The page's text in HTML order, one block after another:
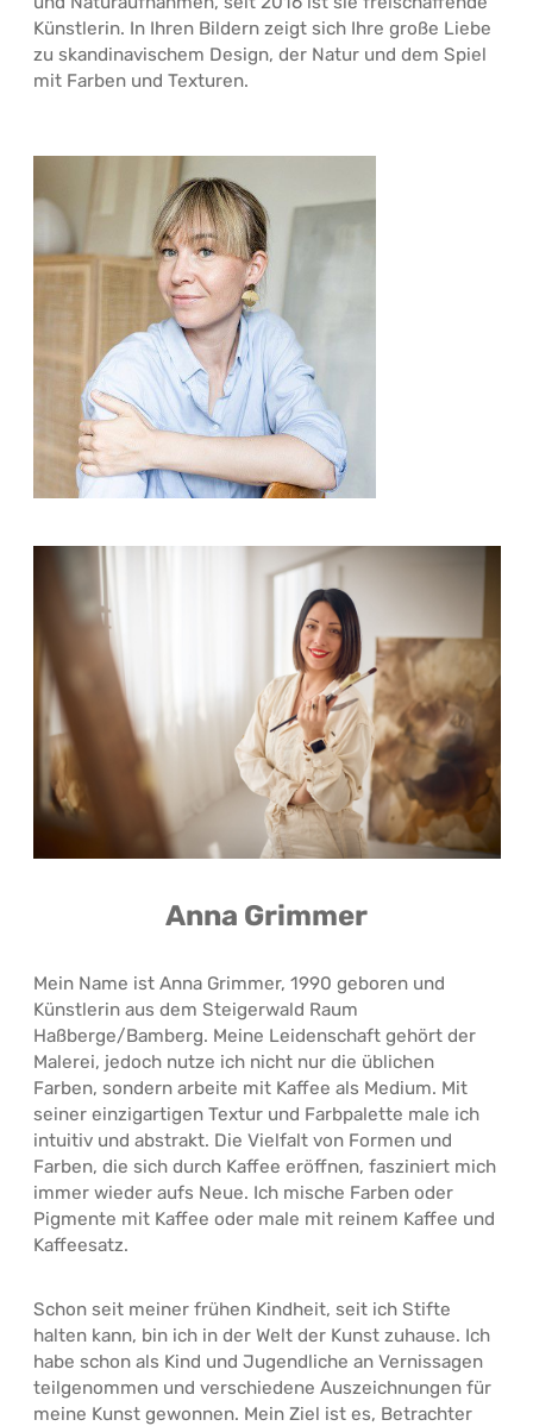
Künstlerin. In Ihren Bildern zeigt sich Ihre große Liebe
zu skandinavischem Design, der Natur und dem Spiel
mit Farben und Texturen.
Anna Grimmer
Mein Name ist Anna Grimmer, 1990 geboren und
Künstlerin aus dem Steigerwald Raum
Haßberge/Bamberg. Meine Leidenschaft gehört der
Malerei, jedoch nutze ich nicht nur die üblichen
Farben, sondern arbeite mit Kaffee als Medium. Mit
seiner einzigartigen Textur und Farbpalette male ich
intuitiv und abstrakt. Die Vielfalt von Formen und
Farben, die sich durch Kaffee eröffnen, fasziniert mich
immer wieder aufs Neue. Ich mische Farben oder
Pigmente mit Kaffee oder male mit reinem Kaffee und
Kaffeesatz.
Schon seit meiner frühen Kindheit, seit ich Stifte
halten kann, bin ich in der Welt der Kunst zuhause. Ich
habe schon als Kind und Jugendliche an Vernissagen
teilgenommen und verschiedene Auszeichnungen für
meine Kunst gewonnen. Mein Ziel ist es, Betrachter